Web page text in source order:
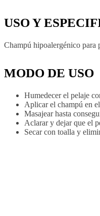
USO Y
Champú hipoalergénico para
MODO DE USO
Humedecer el pelaje
Aplicar el champú en
Masajear hasta
Aclarar y dejar que el
Secar con toalla y